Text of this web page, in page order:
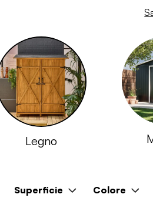
Legno
Superficie Colore